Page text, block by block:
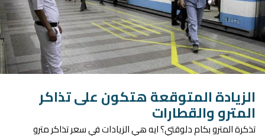
الزيادة المتوقعة هتكون على تذاكر
المترو والقطارات
تذكرة المترو بكام دلوقتي؟ ايه هي الزيادات في سعر تذاكر مترو